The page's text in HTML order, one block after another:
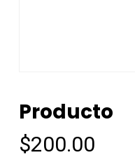
Producto
$200.00